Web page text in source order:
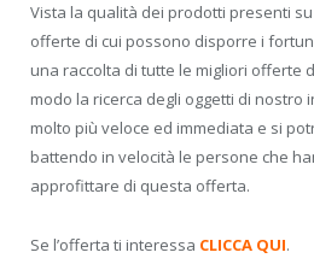
Vista la qualità dei prodotti presenti su
offerte di cui possono disporre i
una raccolta di tutte le migliori offerte
modo la ricerca degli oggetti di nostro
molto più veloce ed immediata e si
battendo in velocità le persone che
approfittare di questa offerta.
Se l’offerta ti interessa CLICCA QUI.